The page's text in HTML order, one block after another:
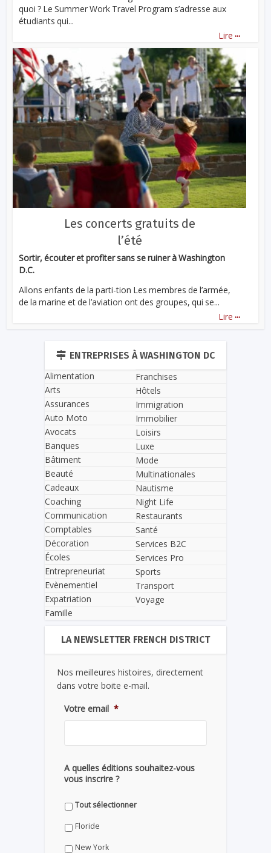
quoi ? Le Summer Work Travel Program s’adresse aux
étudiants qui...
Lire ...
Les concerts gratuits de
l’été
Sortir, écouter et profiter sans se ruiner à Washington
D.C.
Allons enfants de la parti-tion Les membres de l’armée,
de la marine et de l’aviation ont des groupes, qui se...
Lire ...
ENTREPRISES À WASHINGTON DC
Alimentation
Arts
Assurances
Auto Moto
Avocats
Banques
Bâtiment
Beauté
Cadeaux
Coaching
Communication
Comptables
Décoration
Écoles
Entrepreneuriat
Evènementiel
Expatriation
Famille
Franchises
Hôtels
Immigration
Immobilier
Loisirs
Luxe
Mode
Multinationales
Nautisme
Night Life
Restaurants
Santé
Services B2C
Services Pro
Sports
Transport
Voyage
LA NEWSLETTER FRENCH DISTRICT
Nos meilleures histoires, directement
dans votre boite e-mail.
Votre email *
A quelles éditions souhaitez-vous
vous inscrire ?
Tout sélectionner
Floride
New York